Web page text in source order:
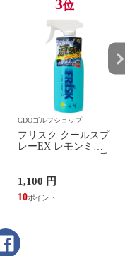
3位
GDOゴルフショップ
フリスク クールスプ
レーEX レモンミン
ト レモンミントの香
1,100 円
10